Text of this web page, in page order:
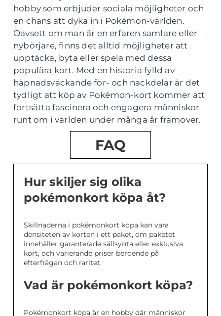
hobby som erbjuder sociala möjligheter och
en chans att dyka in i Pokémon-världen.
Oavsett om man är en erfaren samlare eller
nybörjare, finns det alltid möjligheter att
upptäcka, byta eller spela med dessa
populära kort. Med en historia fylld av
häpnadsväckande för- och nackdelar är det
tydligt att köp av Pokémon-kort kommer att
fortsätta fascinera och engagera människor
runt om i världen under många år framöver.
FAQ
Hur skiljer sig olika
pokémonkort köpa åt?
Skillnaderna i pokémonkort köpa kan vara
densiteten av korten i ett paket, om paketet
innehåller garanterade sällsynta eller exklusiva
kort, och varierande priser beroende på
efterfrågan och raritet.
Vad är pokémonkort köpa?
Pokémonkort köpa är en hobby där människor